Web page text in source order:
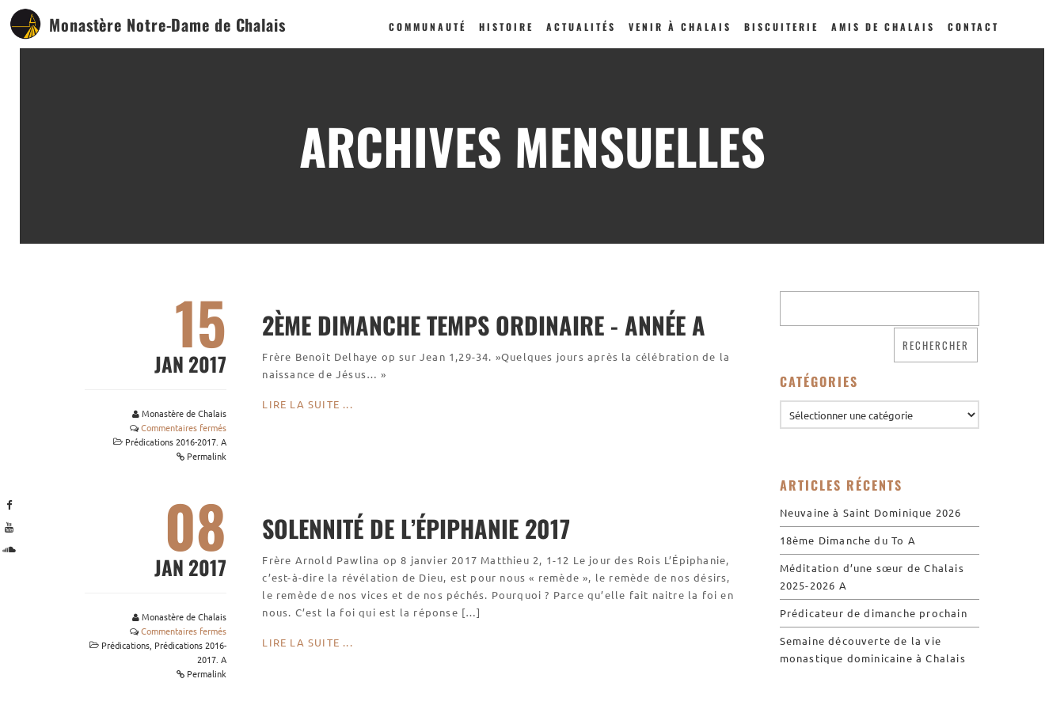
COMMUNAUTÉ HISTOIRE ACTUALITÉS VENIR À CHALAIS BISCUITERIE AMIS DE CHALAIS CONTACT
Monastère Notre-Dame de Chalais
Visite symbolique de
l’Église
Les randonnées
Accueil de groupes
Séjours étudiant(e)s
Covoiturage
La boutique – Librairie
ARCHIVES MENSUELLES
15
JAN 2017
Monastère de Chalais
Commentaires fermés
Prédications 2016-2017. A
Permalink
2ÈME DIMANCHE TEMPS ORDINAIRE - ANNÉE A
Frère Benoît Delhaye op sur Jean 1,29-34. »Quelques jours après la célébration de la
naissance de Jésus… »
LIRE LA SUITE ...
08
JAN 2017
Monastère de Chalais
Commentaires fermés
Prédications Prédications 2016-
2017. A
Permalink
SOLENNITÉ DE L’ÉPIPHANIE 2017
Frère Arnold Pawlina op 8 janvier 2017 Matthieu 2, 1-12 Le jour des Rois L’Épiphanie,
c’est-à-dire la révélation de Dieu, est pour nous « remède », le remède de nos désirs,
le remède de nos vices et de nos péchés. Pourquoi ? Parce qu’elle fait naitre la foi en
nous. C’est la foi qui est la réponse […]
LIRE LA SUITE ...
CATÉGORIES
ARTICLES RÉCENTS
Neuvaine à Saint Dominique 2026
18ème Dimanche du To A
Méditation d’une sœur de Chalais
2025-2026 A
Prédicateur de dimanche prochain
Semaine découverte de la vie
monastique dominicaine à Chalais